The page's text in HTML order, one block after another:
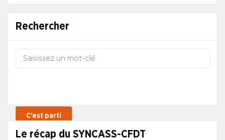
Rechercher
Le récap du SYNCASS-CFDT